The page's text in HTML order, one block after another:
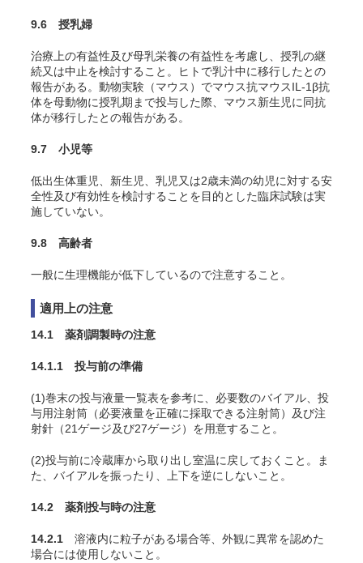
9.6 授乳婦
治療上の有益性及び母乳栄養の有益性を考慮し、授乳の継
続又は中止を検討すること。
ヒトで乳汁中に移行したとの
報告がある 。 動物実験（マウス）でマウス抗マウスIL-1β抗
体を母動物に授乳期まで投与した際、マウス新生児に同抗
体が移行したとの報告がある。
9.7 小児等
低出生体重児、新生児、乳児又は2歳未満の幼児に対する安
全性及び有効性を検討することを目的とした臨床試験は実
施していない。
9.8 高齢者
一般に生理機能が低下しているので注意すること。
適用上の注意
14.1 薬剤調製時の注意
14.1.1 投与前の準備
(1)巻末の投与液量一覧表を参考に、必要数のバイアル、投
与用注射筒（必要液量を正確に採取できる注射筒）及び注
射針（21ゲージ及び27ゲージ）を用意すること。
(2)投与前に冷蔵庫から取り出し室温に戻しておくこと。ま
た、バイアルを振ったり、上下を逆にしないこと。
14.2 薬剤投与時の注意
14.2.1 溶液内に粒子がある場合等、外観に異常を認めた
場合には使用しないこと。